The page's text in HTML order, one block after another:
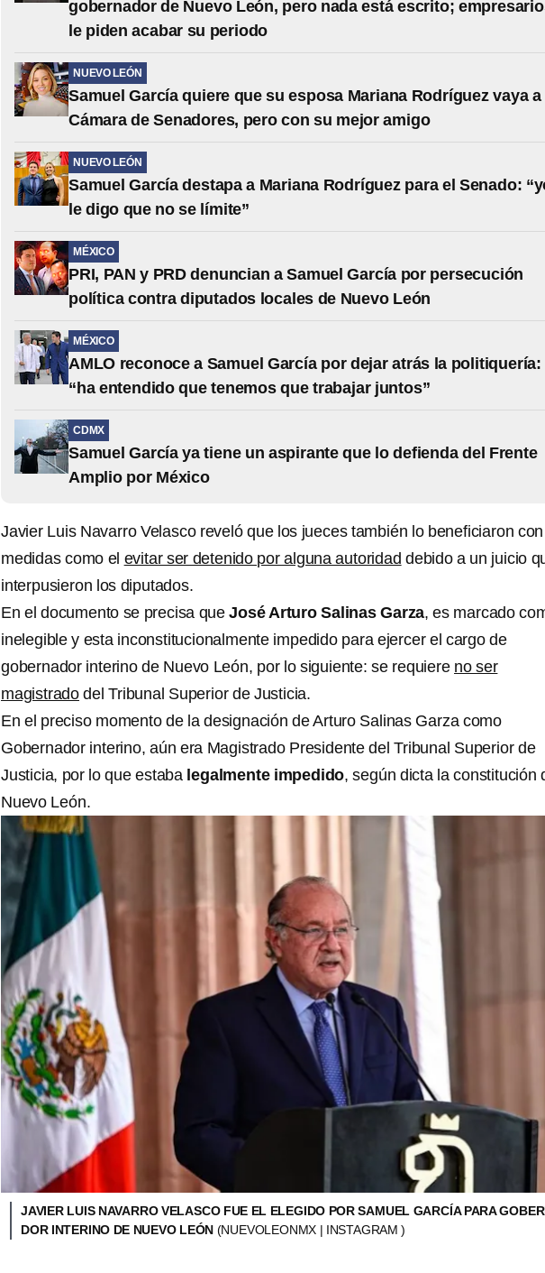
gobernador de Nuevo León, pero nada está escrito;
le piden acabar su periodo
NUEVO LEÓN
Samuel García quiere que su esposa Mariana Rodríguez vaya a
Cámara de Senadores, pero con su mejor amigo
NUEVO LEÓN
Samuel García destapa a Mariana Rodríguez para el Senado:
le digo que no se límite”
MÉXICO
PRI, PAN y PRD denuncian a Samuel García por persecución
política contra diputados locales de Nuevo León
MÉXICO
AMLO reconoce a Samuel García por dejar atrás la politiquería:
“ha entendido que tenemos que trabajar juntos”
CDMX
Samuel García ya tiene un aspirante que lo defienda del Frente
Amplio por México
Javier Luis Navarro Velasco reveló que los jueces también lo beneficiaron con
medidas como el evitar ser detenido por alguna autoridad debido a un juicio
interpusieron los diputados.
En el documento se precisa queJosé Arturo Salinas Garza, es marcado
inelegible y esta inconstitucionalmente impedido para ejercer el cargo de
gobernador interino de Nuevo León, por lo siguiente: se requiere no ser
magistrado del Tribunal Superior de Justicia.
En el preciso momento de la designación de Arturo Salinas Garza como
Gobernador interino, aún era Magistrado Presidente del Tribunal Superior de
Justicia, por lo que estaba legalmente impedido, según dicta la constitución
Nuevo León.
JAVIER LUIS NAVARRO VELASCO FUE EL ELEGIDO POR SAMUEL GARCÍA PARA
DOR INTERINO DE NUEVO LEÓN (NUEVOLEONMX | INSTAGRAM )